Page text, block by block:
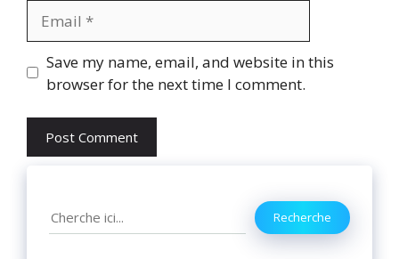
Website
Save my name, email, and website in this
browser for the next time I comment.
Search Recherche